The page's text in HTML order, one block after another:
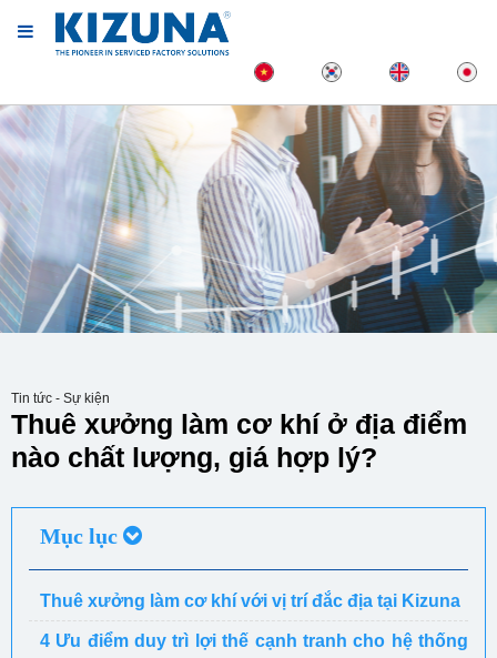
Tin tức - Sự kiện
Thuê xưởng làm cơ khí ở địa điểm
nào chất lượng, giá hợp lý?
Mục lục
Thuê xưởng làm cơ khí với vị trí đắc địa tại Kizuna
4 Ưu điểm duy trì lợi thế cạnh tranh cho hệ thống